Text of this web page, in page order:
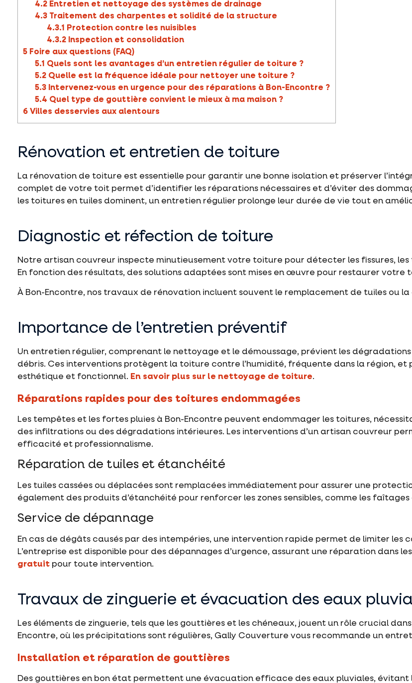
4.2 Entretien et nettoyage des systèmes de drainage
4.3 Traitement des charpentes et solidité de la structure
4.3.1
Protection contre les nuisibles
4.3.2 Inspection et consolidation
5 Foire aux questions (FAQ)
5.1 Quels sont les avantages d’un entretien régulier de toiture ?
5.2 Quelle est la fréquence idéale pour nettoyer une toiture ?
5.3 Intervenez-vous en urgence pour des réparations à Bon-Encontre ?
5.4 Quel type de gouttière convient le mieux à ma maison ?
6 Villes desservies aux alentours
Rénovation et entretien de toiture
La rénovation de toiture est essentielle pour garantir une bonne isolation et préserver
complet de votre toit permet d’identifier les réparations nécessaires et d’éviter des
les toitures en tuiles dominent, un entretien régulier prolonge leur durée de vie tout en
Diagnostic et réfection de toiture
Notre artisan couvreur inspecte minutieusement votre toiture pour détecter les fissures, les
En fonction des résultats, des solutions adaptées sont mises en œuvre pour restaurer votre
À Bon-Encontre, nos travaux de rénovation incluent souvent le remplacement de tuiles ou
Importance de l’entretien préventif
Un entretien régulier, comprenant le nettoyage et le démoussage, prévient les dégradations
débris. Ces interventions protègent la toiture contre l’humidité, fréquente dans la région,
esthétique et fonctionnel. En savoir plus sur le nettoyage de toiture.
Réparations rapides pour des toitures endommagées
Les tempêtes et les fortes pluies à Bon-Encontre peuvent endommager les toitures,
des infiltrations ou des dégradations intérieures. Les interventions d’un artisan couvreur
efficacité et professionnalisme.
Réparation de tuiles et étanchéité
Les tuiles cassées ou déplacées sont remplacées immédiatement pour assurer une
également des produits d’étanchéité pour renforcer les zones sensibles, comme les faîtages
Service de dépannage
En cas de dégâts causés par des intempéries, une intervention rapide permet de limiter les
L’entreprise est disponible pour des dépannages d’urgence, assurant une réparation dans
gratuit pour toute intervention.
Travaux de zinguerie et évacuation des eaux
Les éléments de zinguerie, tels que les gouttières et les chéneaux, jouent un rôle crucial
Encontre, où les précipitations sont régulières, Gally Couverture vous recommande un
Installation et réparation de gouttières
Des gouttières en bon état permettent une évacuation efficace des eaux pluviales, évitant